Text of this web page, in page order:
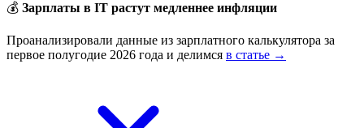
💰 Зарплаты в IT растут медленнее инфляции
Проанализировали данные из зарплатного калькулятора за
первое полугодие 2026 года и делимся в статье →